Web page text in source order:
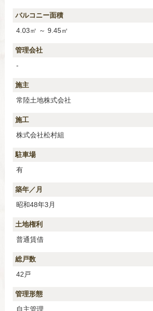
バルコニー面積
4.03㎡ ～ 9.45㎡
管理会社
-
施主
常陸土地株式会社
施工
株式会社松村組
駐車場
有
築年／月
昭和48年3月
土地権利
普通賃借
総戸数
42戸
管理形態
自主管理